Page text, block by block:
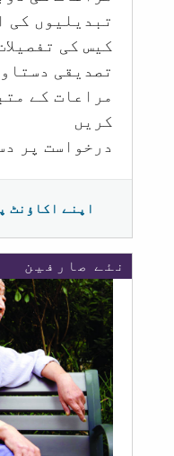
تبدیلیوں کی
کیس کی
تصدیقی
مراعات کے
کریں
درخواست پر
اپنے اکاؤنٹ
نئے صارفین